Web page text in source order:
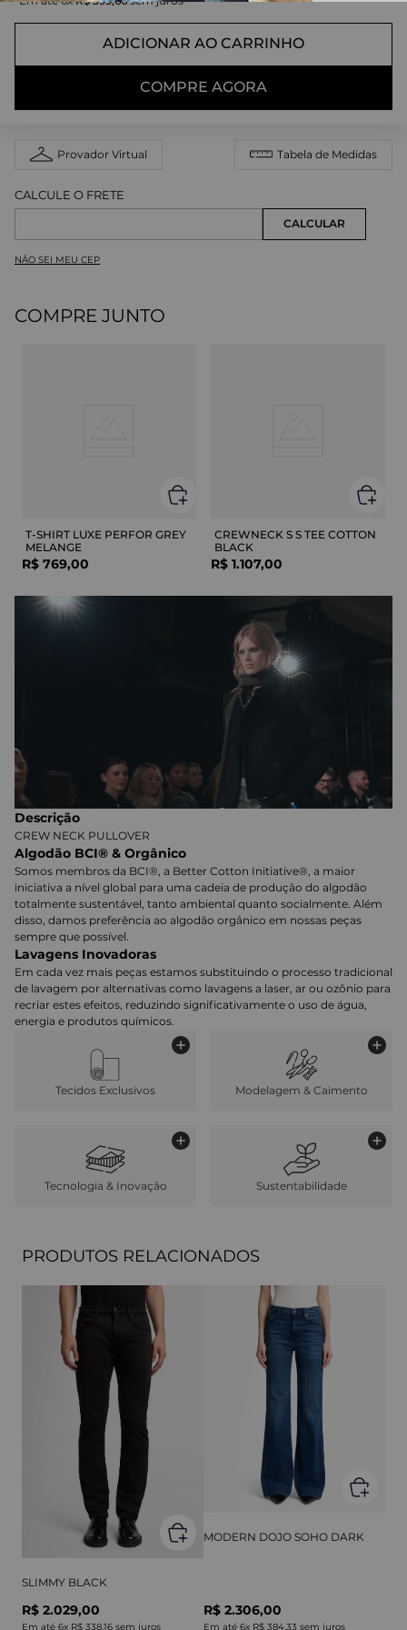
ADICIONAR AO CARRINHO
COMPRE AGORA
Provador Virtual Tabela de Medidas
NÃO SEI MEU CEP
COMPRE JUNTO
T-SHIRT LUXE PERFOR GREY
MELANGE
R$ 769,00
CREWNECK S S TEE COTTON
BLACK
R$ 1.107,00
Descrição
CREW NECK PULLOVER
Algodão BCI® & Orgânico
Somos membros da BCI®, a Better Cotton Initiative®, a maior
iniciativa a nível global para uma cadeia de produção do algodão
totalmente sustentável, tanto ambiental quanto socialmente. Além
disso, damos preferência ao algodão orgânico em nossas peças
sempre que possível.
Lavagens Inovadoras
Em cada vez mais peças estamos substituindo o processo tradicional
de lavagem por alternativas como lavagens a laser, ar ou ozônio para
recriar estes efeitos, reduzindo significativamente o uso de água,
energia e produtos químicos.
Tecidos Exclusivos Modelagem & Caimento
Tecnologia & Inovação Sustentabilidade
PRODUTOS RELACIONADOS
SLIMMY BLACK
R$ 2.029,00
Em até 6x R$ 338,16 sem juros
MODERN DOJO SOHO DARK
R$ 2.306,00
Em até 6x R$ 384,33 sem juros